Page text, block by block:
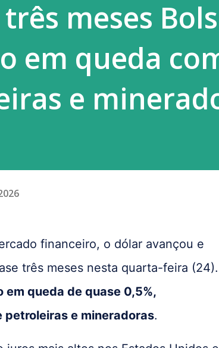
constrang...meses
em queda
e
financeiro, o dólar avançou e
três meses nesta quarta-feira (24).
queda de quase 0,5%,
petroleiras e mineradoras.